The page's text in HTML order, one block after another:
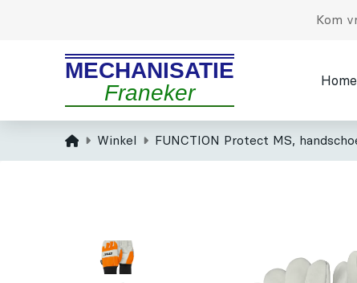
Kom
MECHANISATIE
Franeker
Home
HomeWinkel FUNCTION Protect MS,